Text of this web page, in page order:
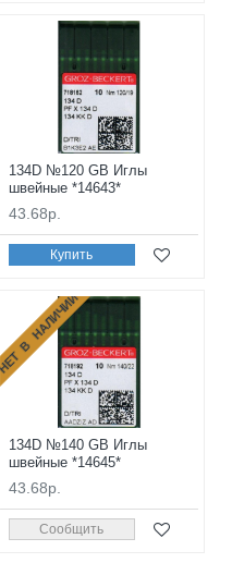
134D №120 GB Иглы
швейные *14643*
43.68р.
Купить
НЕТ В НАЛИЧИИ
134D №140 GB Иглы
швейные *14645*
43.68р.
Сообщить